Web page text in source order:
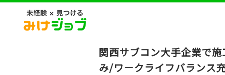
関西サブコン大手企業で
み/ワークライフバランス